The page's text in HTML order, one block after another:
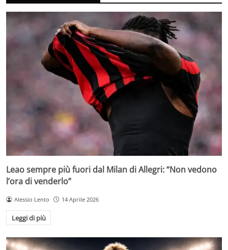
Leao sempre più fuori dal Milan di Allegri: “Non vedono
l’ora di venderlo”
Alessio Lento 14 Aprile 2026
Leggi di più